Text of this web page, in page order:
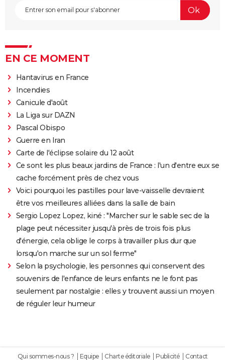
EN CE MOMENT
Hantavirus en France
Incendies
Canicule d'août
La Liga sur DAZN
Pascal Obispo
Guerre en Iran
Carte de l'éclipse solaire du 12 août
Ce sont les plus beaux jardins de France : l'un d'entre eux se
cache forcément près de chez vous
Voici pourquoi les pastilles pour lave-vaisselle devraient
être vos meilleures alliées dans la salle de bain
Sergio Lopez Lopez, kiné : "Marcher sur le sable sec de la
plage peut nécessiter jusqu'à près de trois fois plus
d'énergie, cela oblige le corps à travailler plus dur que
lorsqu'on marche sur un sol ferme"
Selon la psychologie, les personnes qui conservent des
souvenirs de l'enfance de leurs enfants ne le font pas
seulement par nostalgie : elles y trouvent aussi un moyen
de réguler leur humeur
Qui sommes-nous ? Equipe Charte éditoriale Publicité Contact